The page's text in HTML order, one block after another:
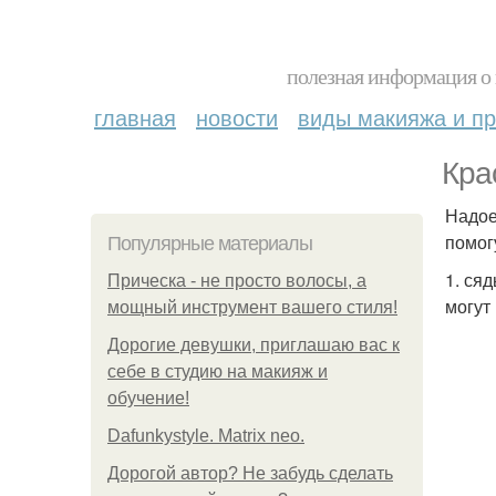
полезная информация
главная новости виды макияжа и
Популярные материалы
Прическа - не просто волосы, а
мощный инструмент вашего стиля!
Дорогие девушки, приглашаю вас к
себе в студию на макияж и
обучение!
Dafunkystyle. Matrix neo.
Дорогой автор? Не забудь сделать
1.